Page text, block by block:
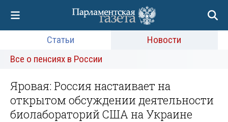
Статьи
Новости
Все о пенсиях в России
Яровая: Россия настаивает на
открытом обсуждении деятельности
биолабораторий США на Украине